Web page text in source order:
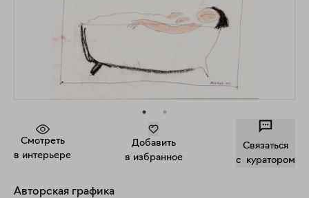
Смотреть
в интерьере
Добавить
в избранное
Связаться
c куратором
Авторская графика